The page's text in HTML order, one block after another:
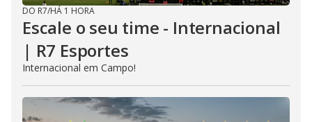
DO R7/HÁ 1 HORA
Escale o seu time - Internacional
| R7 Esportes
Internacional em Campo!